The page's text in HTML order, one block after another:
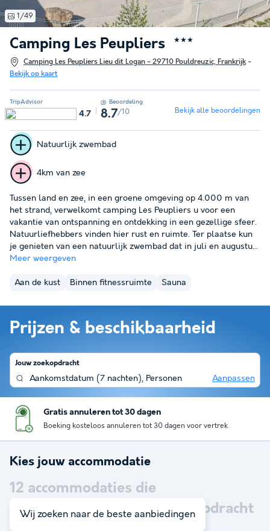
Camping Les Peupliers ★★★
Camping Les Peupliers Lieu dit Logan - 29710 Pouldreuzic, Frankrijk-
Bekijk op kaart
1/49
TripAdvisor
4.7
Beoordeling
8.7/10 Bekijk alle beoordelingen
Natuurlijk zwembad
4km van zee
Tussen land en zee, in een groene omgeving op 4.000 m van
het strand, verwelkomt camping Les Peupliers u voor een
vakantie van ontspanning en ontdekking in een gezellige sfeer.
Natuurliefhebbers vinden hier rust en ruimte. Ter plaatse kun
je genieten van een natuurlijk zwembad dat in juli en augustu...
Meer weergeven
Aan de kust Binnen fitnessruimte Sauna
Prijzen & beschikbaarheid
Jouw zoekopdracht
Aankomstdatum (7 nachten), Personen Aanpassen
Gratis annuleren tot 30 dagen
Boeking kosteloos annuleren tot 30 dagen voor vertrek
Kies jouw accommodatie
12 accommodaties die
overeenkomen met je zoekopdracht
Wij zoeken naar de beste aanbiedingen